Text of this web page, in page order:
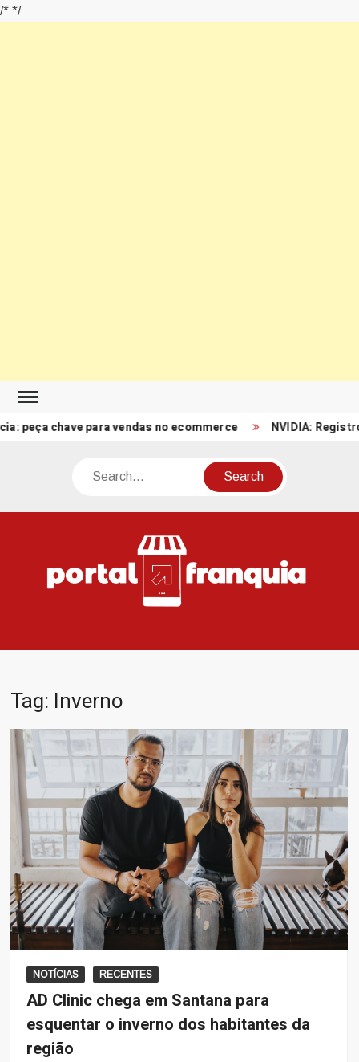
/* */
Skip
content
chave para vendas no ecommerce NVIDIA: Registro de
Search
Tag: Inverno
NOTÍCIAS RECENTES
AD Clinic chega em Santana para
esquentar o inverno dos habitantes da
região